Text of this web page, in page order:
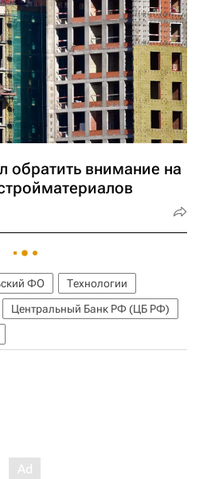
обратить внимание на
ФО
Технологии
Центральный Банк РФ (ЦБ РФ)